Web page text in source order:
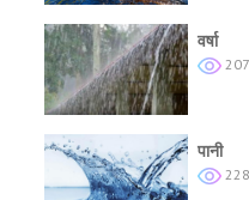
वर्षा
पानी